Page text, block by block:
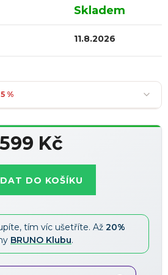
Skladem
11.8.2026
5 %
599 Kč
DO KOŠÍKU
tím víc ušetříte. Až 20%
BRUNO Klubu.